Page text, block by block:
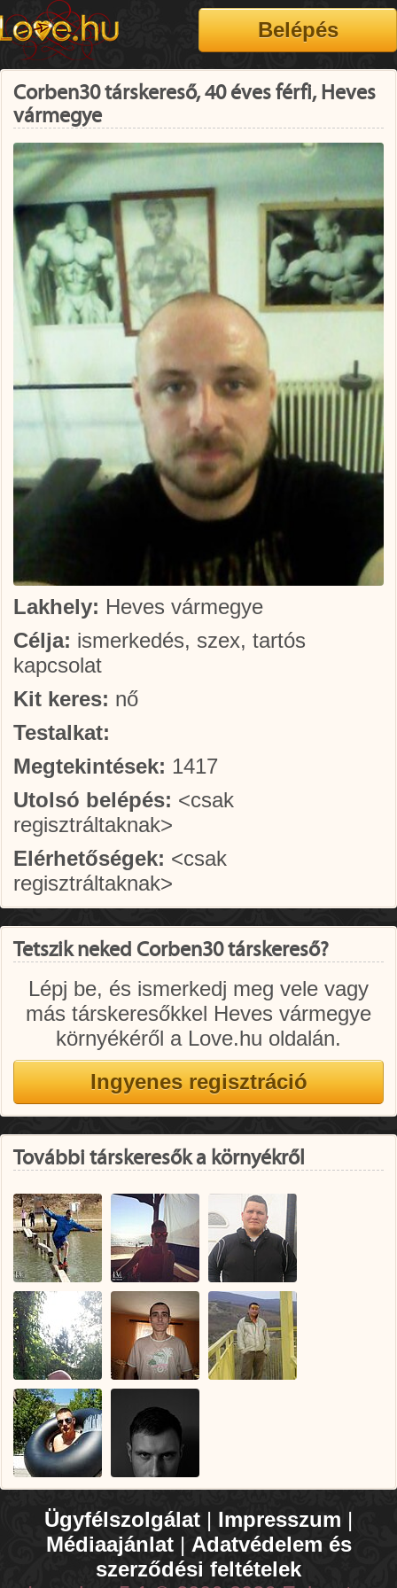
Corben30 társkereső, 40 éves férfi, Heves
vármegye
Lakhely: Heves vármegye
Célja: ismerkedés, szex, tartós
kapcsolat
Kit keres: nő
Testalkat:
Megtekintések: 1417
Utolsó belépés: <csak
regisztráltaknak>
Elérhetőségek: <csak
regisztráltaknak>
Tetszik neked Corben30 társkereső?
Lépj be, és ismerkedj meg vele vagy
más társkeresőkkel Heves vármegye
környékéről a Love.hu oldalán.
További társkeresők a környékről
Ügyfélszolgálat | Impresszum |
Médiaajánlat| Adatvédelem és
szerződési feltételek